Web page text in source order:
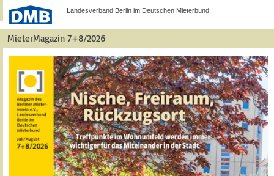
Landesverband Berlin im Deutschen Mieterbund
MieterMagazin 7+8/2026